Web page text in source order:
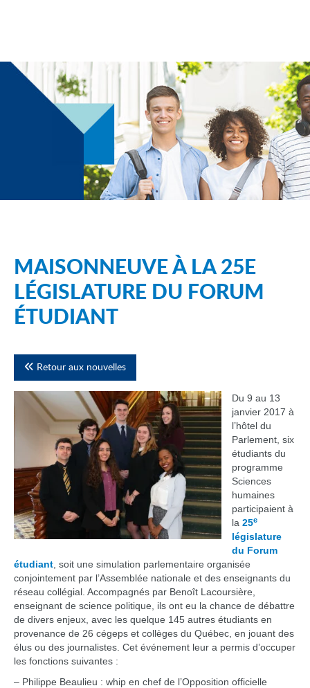
MAISONNEUVE À LA 25E
LÉGISLATURE DU FORUM
ÉTUDIANT
Retour aux nouvelles
Du 9 au 13
janvier 2017 à
l’hôtel du
Parlement, six
étudiants du
programme
Sciences
humaines
participaient à
la 25e
législature
du Forum
étudiant , soit une simulation parlementaire organisée
conjointement par l’Assemblée nationale et des enseignants du
réseau collégial. Accompagnés par Benoît Lacoursière,
enseignant de science politique, ils ont eu la chance de débattre
de divers enjeux, avec les quelque 145 autres étudiants en
provenance de 26 cégeps et collèges du Québec, en jouant des
élus ou des journalistes. Cet événement leur a permis d’occuper
les fonctions suivantes :
– Philippe Beaulieu : whip en chef de l’Opposition officielle